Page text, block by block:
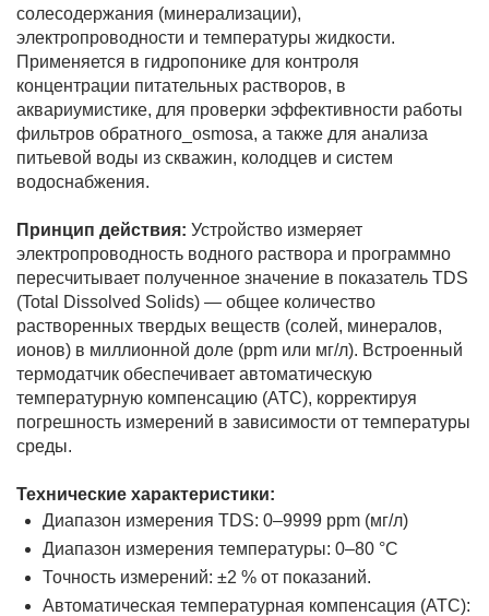
Фитолампы
солесодержания (минерализации),
электропроводности и температуры жидкости.
Применяется в гидропонике для контроля
концентрации питательных растворов, в
аквариумистике, для проверки эффективности работы
фильтров обратного_osmosа, а также для анализа
питьевой воды из скважин, колодцев и систем
водоснабжения.
Принцип действия: Устройство измеряет
электропроводность водного раствора и программно
пересчитывает полученное значение в показатель TDS
(Total Dissolved Solids) — общее количество
растворенных твердых веществ (солей, минералов,
ионов) в миллионной доле (ppm или мг/л). Встроенный
термодатчик обеспечивает автоматическую
температурную компенсацию (ATC), корректируя
погрешность измерений в зависимости от температуры
среды.
Технические характеристики:
Диапазон измерения TDS: 0–9999 ppm (мг/л)
Диапазон измерения температуры: 0–80 °C
Точность измерений: ±2 % от показаний.
Автоматическая температурная компенсация (ATC):